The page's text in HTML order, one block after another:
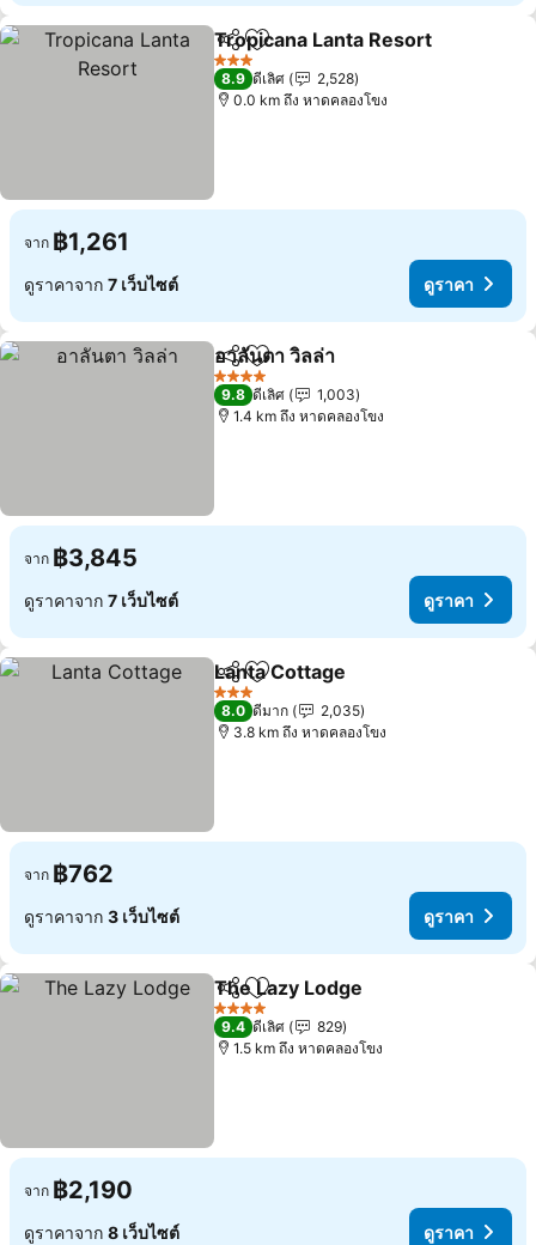
แชร์ เพิ่มในรายการโปรด
Tropicana Lanta Resort
3 ดาว
8.9 ดีเลิศ
2,528
0.0 km ถึง หาดคลองโขง
จาก ฿1,261
ดูราคาจาก 7 เว็บไซต์ ดูราคา
แชร์ เพิ่มในรายการโปรด
อาลันตา วิลล่า
4 ดาว
9.8 ดีเลิศ
1,003
1.4 km ถึง หาดคลองโขง
จาก ฿3,845
ดูราคาจาก 7 เว็บไซต์ ดูราคา
แชร์ เพิ่มในรายการโปรด
Lanta Cottage
3 ดาว
8.0 ดีมาก
2,035
3.8 km ถึง หาดคลองโขง
จาก ฿762
ดูราคาจาก 3 เว็บไซต์ ดูราคา
แชร์ เพิ่มในรายการโปรด
The Lazy Lodge
4 ดาว
9.4 ดีเลิศ
829
1.5 km ถึง หาดคลองโขง
จาก ฿2,190
ดูราคาจาก 8 เว็บไซต์ ดูราคา